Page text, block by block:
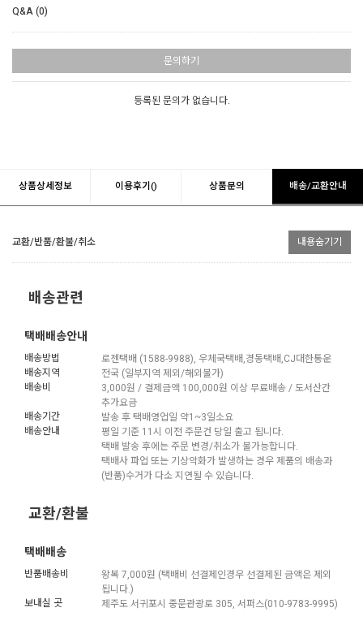
Q&A (0)
문의하기
등록된 문의가 없습니다.
상품상세정보 이용후기() 상품문의 배송/교환안내
교환/반품/환불/취소 내용숨기기
배송관련
택배배송안내
배송방법
로젠택배 (1588-9988), 우체국택배,경동택배,CJ대한통운
배송지역
전국 (일부지역 제외/해외불가)
배송비
3,000원 / 결제금액 100,000원 이상 무료배송 / 도서산간
추가요금
배송기간
발송 후 택배영업일 약1~3일소요
배송안내
평일 기준 11시 이전 주문건 당일 출고 됩니다.
택배 발송 후에는 주문 변경/취소가 불가능합니다.
택배사 파업 또는 기상악화가 발생하는 경우 제품의 배송과
(반품)수거가 다소 지연될 수 있습니다.
교환/환불
택배배송
반품배송비
왕복 7,000원 (택배비 선결제인경우 선결제된 금액은 제외
됩니다.)
보내실 곳
제주도 서귀포시 중문관광로 305, 서퍼스(010-9783-9995)